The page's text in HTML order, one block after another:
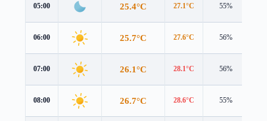
05:00 25.4°C 27.1°C 55%
06:00 25.7°C 27.6°C 56%
07:00 26.1°C 28.1°C 56%
08:00 26.7°C 28.6°C 55%